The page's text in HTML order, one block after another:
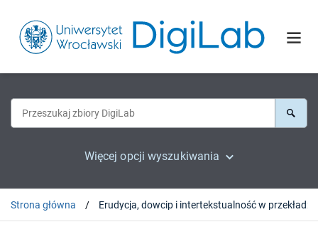
Więcej opcji wyszukiwania
Strona główna